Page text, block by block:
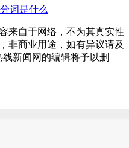
词是什么
来自于网络，不为其真实性
非商业用途，如有异议请及
线新闻网的编辑将予以删